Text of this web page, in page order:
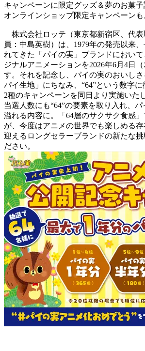
キャンペーンに限定グッズ＆夢のお菓
オンラインショップ限定キャンペーンも
株式会社ロッテ（東京都新宿区、代表
員：中島英樹）は、1979年の発売以来
れてきた「パイの実」ブランドにおい
ジナルアニメーションを2026年6月4日
す。それを記念し、パイの実のおいし
パイ生地」にちなみ、“64”という数字
2種のキャンペーンを同日より実施いた
当選人数にも“64”の要素を取り入れ、
溢れる内容に。「64層のサクサク食感
が、今度はアニメの世界でも楽しめる
迎えるロングセラーブランドの新たな挑
ださい。